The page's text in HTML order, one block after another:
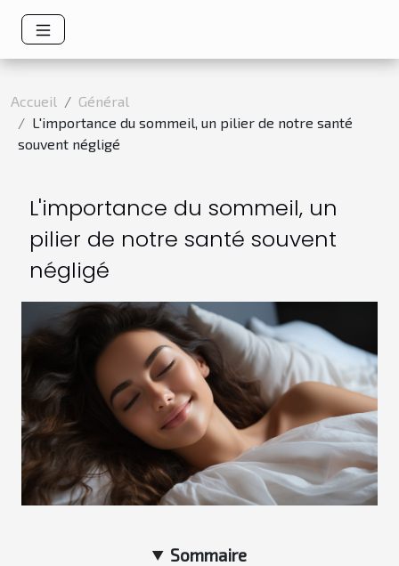
Accueil
Général
L'importance du sommeil, un pilier de notre santé
souvent négligé
L'importance du sommeil, un
pilier de notre santé souvent
négligé
Sommaire